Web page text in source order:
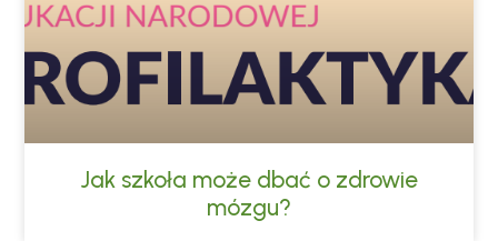
Jak szkoła może dbać o zdrowie
mózgu?